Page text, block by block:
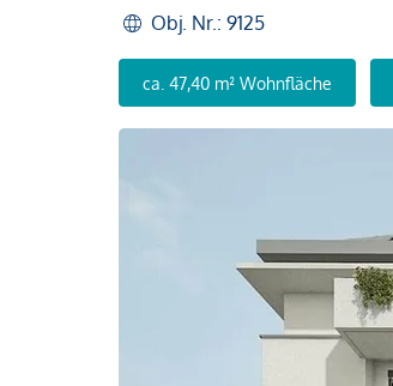
Obj. Nr.: 9125
ca. 47,40 m² Wohnfläche